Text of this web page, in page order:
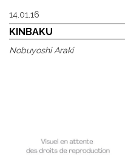
14.01.16
KINBAKU
Nobuyoshi Araki